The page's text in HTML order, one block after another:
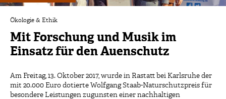
Ökologie & Ethik
Mit Forschung und Musik im
Einsatz für den Auenschutz
Am Freitag, 13. Oktober 2017, wurde in Rastatt bei Karlsruhe der
mit 20.000 Euro dotierte Wolfgang Staab-Naturschutzpreis für
besondere Leistungen zugunsten einer nachhaltigen